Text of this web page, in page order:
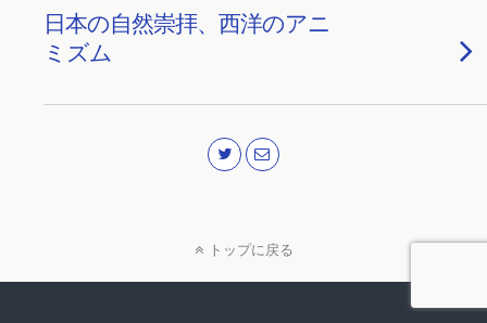
日本の自然崇拝、西洋のアニ
ミズム
トップに戻る